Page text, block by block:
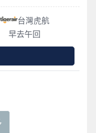
台灣虎航
早去午回